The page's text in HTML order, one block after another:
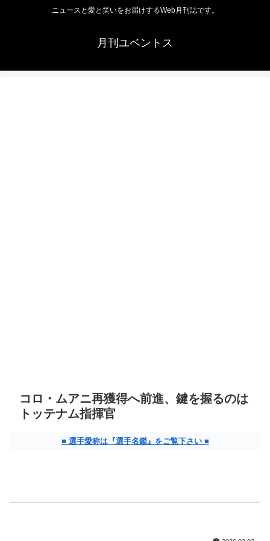
ニュースと愛と笑いをお届けするWeb月刊誌です。
月刊ユベントス
コロ・ムアニ再獲得へ前進、鍵を握るのは
トッテナム指揮官
■ 選手愛称は『選手名鑑』をご覧下さい ■